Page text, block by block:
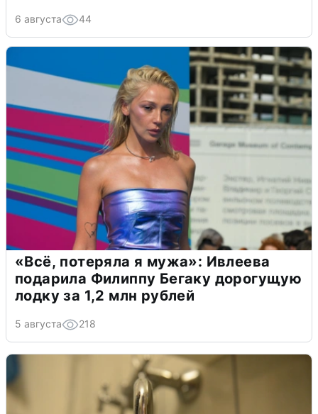
6 августа 44
«Всё, потеряла я мужа»: Ивлеева
подарила Филиппу Бегаку дорогущую
лодку за 1,2 млн рублей
5 августа 218